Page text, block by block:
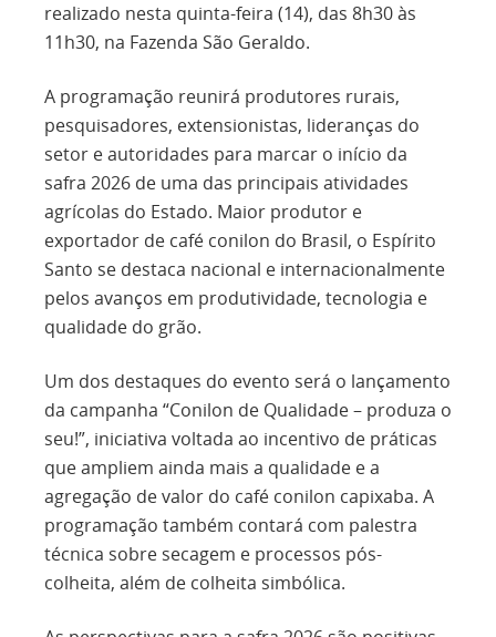
realizado nesta quinta-feira (14), das 8h30 às
11h30, na Fazenda São Geraldo.
A programação reunirá produtores rurais,
pesquisadores, extensionistas, lideranças do
setor e autoridades para marcar o início da
safra 2026 de uma das principais atividades
agrícolas do Estado. Maior produtor e
exportador de café conilon do Brasil, o Espírito
Santo se destaca nacional e internacionalmente
pelos avanços em produtividade, tecnologia e
qualidade do grão.
Um dos destaques do evento será o lançamento
da campanha “Conilon de Qualidade – produza o
seu!”, iniciativa voltada ao incentivo de práticas
que ampliem ainda mais a qualidade e a
agregação de valor do café conilon capixaba. A
programação também contará com palestra
técnica sobre secagem e processos pós-
colheita, além de colheita simbólica.